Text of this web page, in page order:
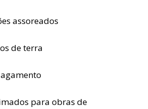
assoreados
de terra
para obras de